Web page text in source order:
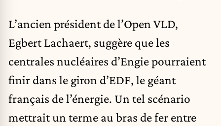
L’ancien président de l’Open VLD,
Egbert Lachaert, suggère que les
centrales nucléaires d’Engie pourraient
finir dans le giron d’EDF, le géant
français de l’énergie. Un tel scénario
mettrait un terme au bras de fer entre